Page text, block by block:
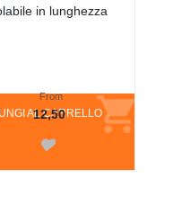
in lunghezza
AL CARRELLO
From
12,50